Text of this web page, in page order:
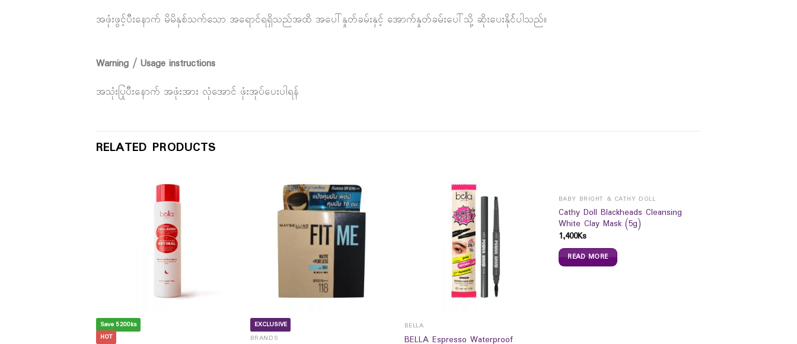
အဖုံးဖွင့်ပီးနောက် မိမိနှစ်သက်သော အရောင်ရရှိသည်အထိ အပေါ်နှုတ်ခမ်းနှင့် အောက်နှုတ်ခမ်းပေါ်သို့ ဆိုးပေးနိုင််ပါသည်။
Warning / Usage instructions
အသုံးပြုပီးနောက် အဖုံးအား လုံအောင် ဖုံးအုပ်ပေးပါရန်
RELATED PRODUCTS
Save 5200ks
HOT
EXCLUSIVE
BRANDS
BELLA
BELLA Espresso Waterproof
BABY BRIGHT & CATHY DOLL
Cathy Doll Blackheads Cleansing
White Clay Mask (5g)
1,400Ks
READ MORE